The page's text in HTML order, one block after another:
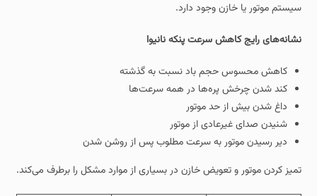
سیستم موتور یا خازن وجود دارد.
نشانه‌های رایج کاهش سرعت پنکه نانیوا
کاهش محسوس حجم باد نسبت به گذشته
کند شدن چرخش پره‌ها در همه سرعت‌ها
داغ شدن بیش از حد موتور
شنیدن صدای غیرعادی از موتور
دیر رسیدن موتور به سرعت مطلوب پس از روشن شدن
تمیز کردن موتور و تعویض خازن در بسیاری از موارد مشکل را برطرف می‌کند.